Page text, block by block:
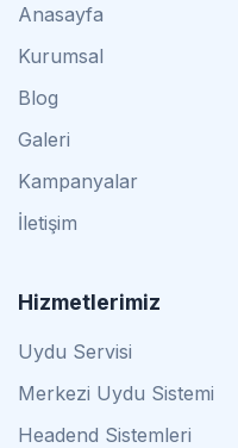
Anasayfa
Kurumsal
Blog
Galeri
Kampanyalar
İletişim
Hizmetlerimiz
Uydu Servisi
Merkezi Uydu Sistemi
Headend Sistemleri